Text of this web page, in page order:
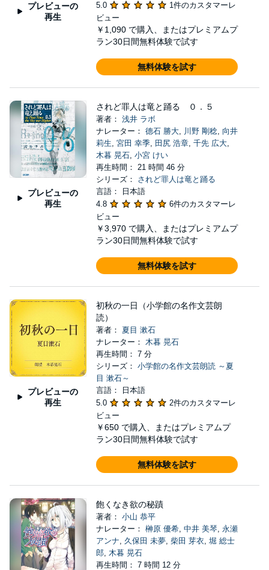
プレビューの
再生
5.0
1件のカスタマーレ
ビュー
￥1,090 で購入、またはプレミアムプ
ラン30日間無料体験で試す
無料体験を試す
プレビューの
再生
されど罪人は竜と踊る ０．５
著者： 浅井 ラボ
ナレーター： 德石 勝大, 川野 剛稔, 向井
莉生, 宮田 幸季, 田尻 浩章, 千先 広大,
木暮 晃石, 小宮 けい
再生時間： 21 時間 46 分
シリーズ： されど罪人は竜と踊る
言語： 日本語
4.8
6件のカスタマーレ
ビュー
￥3,970 で購入、またはプレミアムプ
ラン30日間無料体験で試す
無料体験を試す
プレビューの
再生
初秋の一日（小学館の名作文芸朗
読）
著者： 夏目 漱石
ナレーター： 木暮 晃石
再生時間： 7 分
シリーズ： 小学館の名作文芸朗読 ～夏
目 漱石～
言語： 日本語
5.0
2件のカスタマーレ
ビュー
￥650 で購入、またはプレミアムプ
ラン30日間無料体験で試す
無料体験を試す
飽くなき欲の秘蹟
著者： 小山 恭平
ナレーター： 榊原 優希, 中井 美琴, 永瀬
アンナ, 久保田 未夢, 柴田 芽衣, 堀 総士
郎, 木暮 晃石
再生時間： 7 時間 12 分